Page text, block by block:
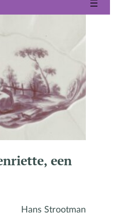
een
Hans Strootman